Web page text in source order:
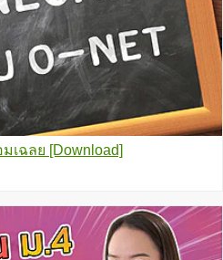
เฉลย [Download]